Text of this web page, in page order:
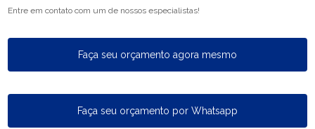
Entre em contato com um de nossos especialistas!
Faça seu orçamento agora mesmo
Faça seu orçamento por Whatsapp